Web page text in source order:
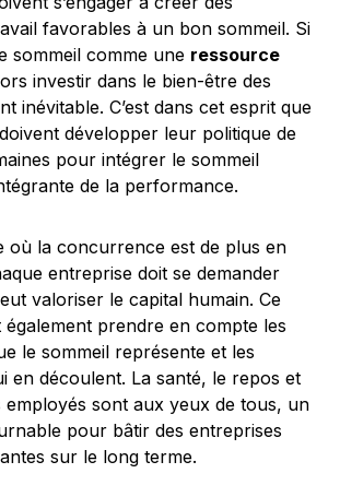
favorables à un bon sommeil. Si
sommeil comme une ressource
investir dans le bien-être des
inévitable. C’est dans cet esprit que
développer leur politique de
pour intégrer le sommeil
de la performance.
où la concurrence est de plus en
entreprise doit se demander
valoriser le capital humain. Ce
également prendre en compte les
le sommeil représente et les
en découlent. La santé, le repos et
employés sont aux yeux de tous, un
pour bâtir des entreprises
sur le long terme.